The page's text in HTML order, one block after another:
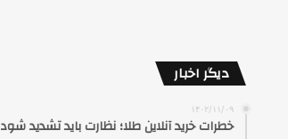
دیگر اخبار
۱۴۰۲/۱۱/۰۹
خطرات خرید آنلاین طلا؛ نظارت باید تشدید شود